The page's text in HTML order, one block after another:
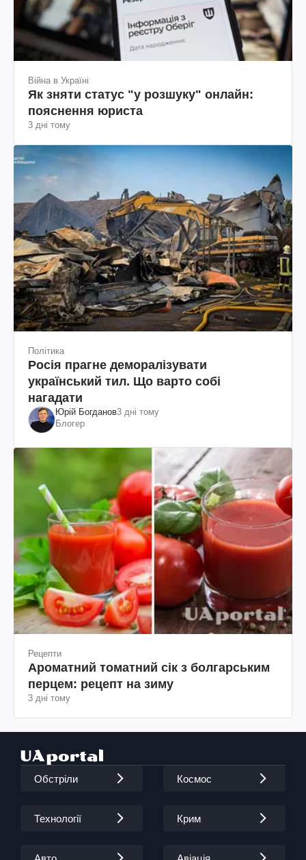
Війна в Україні
Як зняти статус "у розшуку" онлайн:
пояснення юриста
3 дні тому
Політика
Росія прагне деморалізувати
український тил. Що варто собі
нагадати
Юрій Богданов3 дні тому
Блогер
Рецепти
Ароматний томатний сік з болгарським
перцем: рецепт на зиму
3 дні тому
Обстріли Космос
Технології Крим